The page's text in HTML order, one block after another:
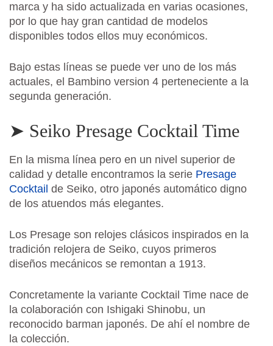
marca y ha sido actualizada en varias ocasiones,
por lo que hay gran cantidad de modelos
disponibles todos ellos muy económicos.
Bajo estas líneas se puede ver uno de los más
actuales, el Bambino version 4 perteneciente a la
segunda generación.
➤ Seiko Presage Cocktail Time
En la misma línea pero en un nivel superior de
calidad y detalle encontramos la serie Presage
Cocktail de Seiko, otro japonés automático digno
de los atuendos más elegantes.
Los Presage son relojes clásicos inspirados en la
tradición relojera de Seiko, cuyos primeros
diseños mecánicos se remontan a 1913.
Concretamente la variante Cocktail Time nace de
la colaboración con Ishigaki Shinobu, un
reconocido barman japonés. De ahí el nombre de
la colección.